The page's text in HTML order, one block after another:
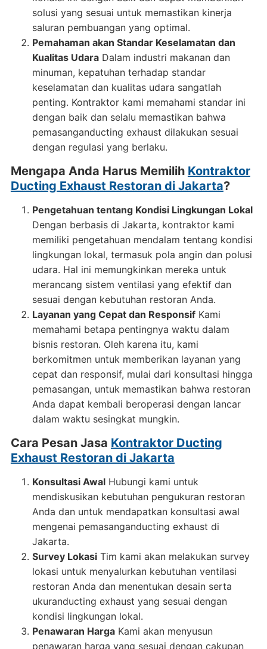
solusi yang sesuai untuk memastikan kinerja
saluran pembuangan yang optimal.
Pemahaman akan Standar Keselamatan dan
Kualitas UdaraDalam industri makanan dan
minuman, kepatuhan terhadap standar
keselamatan dan kualitas udara sangatlah
penting. Kontraktor kami memahami standar ini
dengan baik dan selalu memastikan bahwa
pemasanganducting exhaust dilakukan sesuai
dengan regulasi yang berlaku.
Mengapa Anda Harus Memilih Kontraktor
Ducting Exhaust Restoran di Jakarta?
Pengetahuan tentang Kondisi Lingkungan Lokal
Dengan berbasis di Jakarta, kontraktor kami
memiliki pengetahuan mendalam tentang kondisi
lingkungan lokal, termasuk pola angin dan polusi
udara. Hal ini memungkinkan mereka untuk
merancang sistem ventilasi yang efektif dan
sesuai dengan kebutuhan restoran Anda.
Layanan yang Cepat dan ResponsifKami
memahami betapa pentingnya waktu dalam
bisnis restoran. Oleh karena itu, kami
berkomitmen untuk memberikan layanan yang
cepat dan responsif, mulai dari konsultasi hingga
pemasangan, untuk memastikan bahwa restoran
Anda dapat kembali beroperasi dengan lancar
dalam waktu sesingkat mungkin.
Cara Pesan Jasa Kontraktor Ducting
Exhaust Restoran di Jakarta
Konsultasi AwalHubungi kami untuk
mendiskusikan kebutuhan pengukuran restoran
Anda dan untuk mendapatkan konsultasi awal
mengenai pemasanganducting exhaust di
Jakarta.
Survey LokasiTim kami akan melakukan survey
lokasi untuk menyalurkan kebutuhan ventilasi
restoran Anda dan menentukan desain serta
ukuranducting exhaust yang sesuai dengan
kondisi lingkungan lokal.
Penawaran HargaKami akan menyusun
penawaran harga yang sesuai dengan cakupan